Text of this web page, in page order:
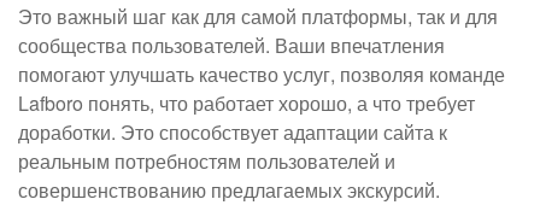
Это важный шаг как для самой платформы, так и для
сообщества пользователей. Ваши впечатления
помогают улучшать качество услуг, позволяя команде
Lafboro понять, что работает хорошо, а что требует
доработки. Это способствует адаптации сайта к
реальным потребностям пользователей и
совершенствованию предлагаемых экскурсий.